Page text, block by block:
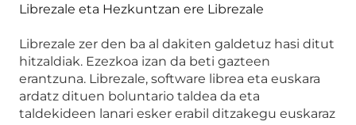
Librezale eta Hezkuntzan ere Librezale
Librezale zer den ba al dakiten galdetuz hasi ditut
hitzaldiak. Ezezkoa izan da beti gazteen
erantzuna. Librezale, software librea eta euskara
ardatz dituen boluntario taldea da eta
taldekideen lanari esker erabil ditzakegu euskaraz